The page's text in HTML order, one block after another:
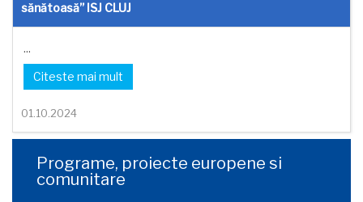
sănătoasă” ISJ CLUJ
...
Citeste mai mult
01.10.2024
Programe, proiecte europene si
comunitare